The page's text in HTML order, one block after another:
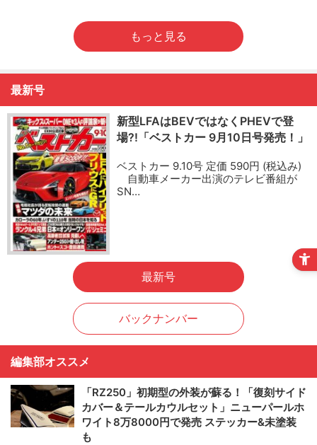
もっと見る
最新号
新型LFAはBEVではなくPHEVで登
場?!「ベストカー 9月10日号発売！」
ベストカー 9.10号 定価 590円 (税込み)
自動車メーカー出演のテレビ番組が
SN…
最新号
バックナンバー
編集部オススメ
「RZ250」初期型の外装が蘇る！「復刻サイド
カバー＆テールカウルセット」ニューパールホ
ワイト8万8000円で発売 ステッカー&未塗装
も